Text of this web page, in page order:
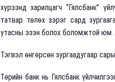
хүрээнд харилцагч “Гялсбанк”
татвар төлөх зэрэг сард
утасны эзэн болох боломжтой юм.
Тэгвэл өнгөрсөн зургаадугаар
Төрийн банк нь Гялсбанк